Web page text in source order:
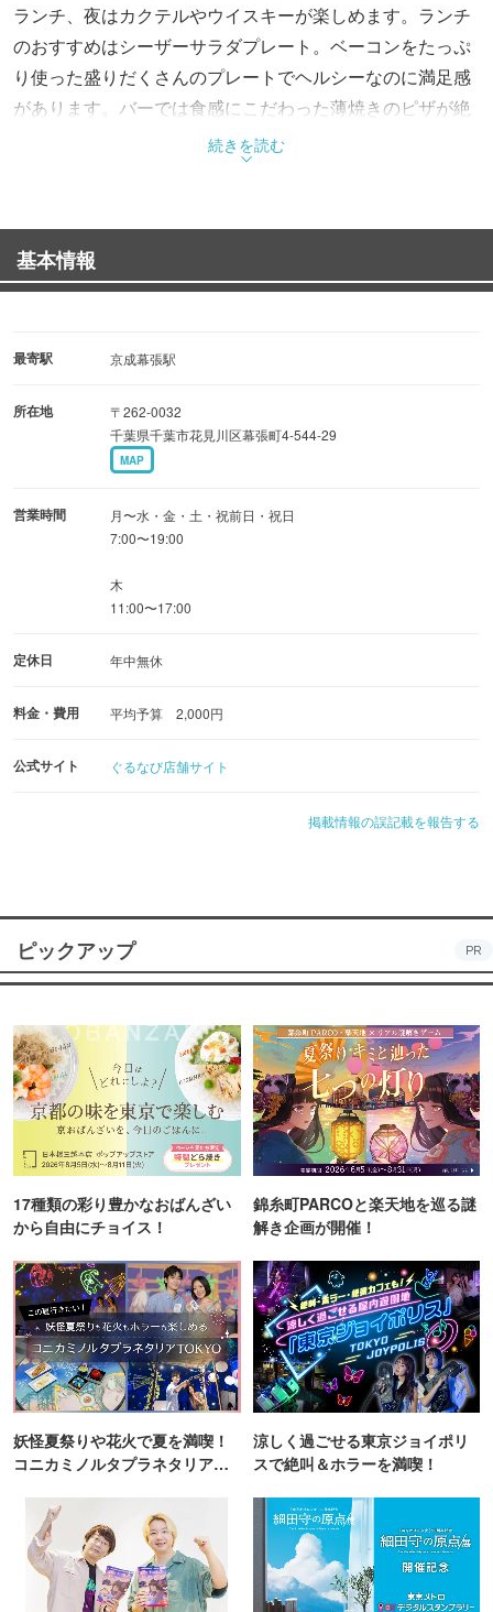
ランチ、夜はカクテルやウイスキーが楽しめます。ランチ
のおすすめはシーザーサラダプレート。ベーコンをたっぷ
り使った盛りだくさんのプレートでヘルシーなのに満足感
があります。バーでは食感にこだわった薄焼きのピザが絶
品です。カクテルやウイスキーとの相性が抜群です。
続きを読む
基本情報
最寄駅 京成幕張駅
所在地
〒262-0032
千葉県千葉市花見川区幕張町4-544-29
MAP
営業時間
月〜水・金・土・祝前日・祝日
7:00〜19:00
木
11:00〜17:00
定休日 年中無休
料金・費用 平均予算 2,000円
公式サイト ぐるなび店舗サイト
掲載情報の誤記載を報告する
ピックアップ PR
17種類の彩り豊かなおばんざい
から自由にチョイス！
錦糸町PARCOと楽天地を巡る謎
解き企画が開催！
妖怪夏祭りや花火で夏を満喫！
コニカミノルタプラネタリア
涼しく過ごせる東京ジョイポリ
スで絶叫＆ホラーを満喫！